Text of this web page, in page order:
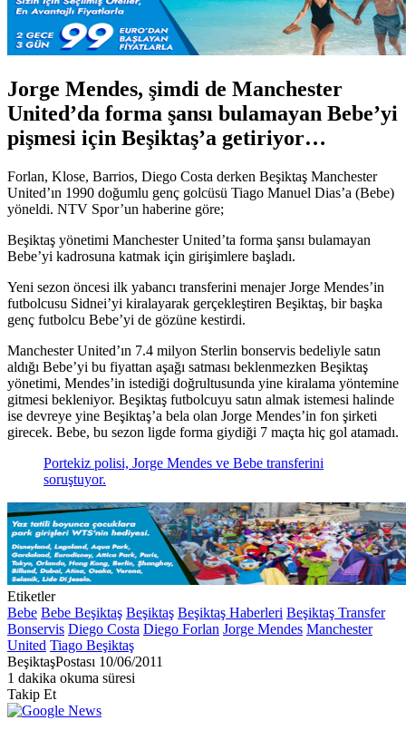
Jorge Mendes, şimdi de Manchester
United’da forma şansı bulamayan Bebe’yi
pişmesi için Beşiktaş’a getiriyor…
Forlan, Klose, Barrios, Diego Costa derken Beşiktaş Manchester
United’ın 1990 doğumlu genç golcüsü Tiago Manuel Dias’a (Bebe)
yöneldi. NTV Spor’un haberine göre;
Beşiktaş yönetimi Manchester United’ta forma şansı bulamayan
Bebe’yi kadrosuna katmak için girişimlere başladı.
Yeni sezon öncesi ilk yabancı transferini menajer Jorge Mendes’in
futbolcusu Sidnei’yi kiralayarak gerçekleştiren Beşiktaş, bir başka
genç futbolcu Bebe’yi de gözüne kestirdi.
Manchester United’ın 7.4 milyon Sterlin bonservis bedeliyle satın
aldığı Bebe’yi bu fiyattan aşağı satması beklenmezken Beşiktaş
yönetimi, Mendes’in istediği doğrultusunda yine kiralama yöntemine
gitmesi bekleniyor. Beşiktaş futbolcuyu satın almak istemesi halinde
ise devreye yine Beşiktaş’a bela olan Jorge Mendes’in fon şirketi
girecek. Bebe, bu sezon ligde forma giydiği 7 maçta hiç gol atamadı.
Portekiz polisi, Jorge Mendes ve Bebe transferini
soruştuyor.
Etiketler
Bebe Bebe Beşiktaş Beşiktaş Beşiktaş Haberleri Beşiktaş Transfer
Bonservis Diego Costa Diego Forlan Jorge Mendes Manchester
United Tiago Beşiktaş
BeşiktaşPostası Bir
e-
göndermek
10/06/2011
1 dakika okuma süresi
Takip Et